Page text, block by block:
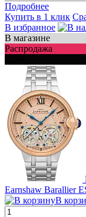
Подробнее
Купить в 1 клик
В избранное
В магазине
Распродажа
Earnshaw Barallier
В